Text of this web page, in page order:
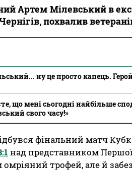
Артем Мілевський в
похвалив
ну це просто капець.
що мені сьогодні найбільше
свого часу!»
фінальний матч
над представником
омріяний трофей, але й